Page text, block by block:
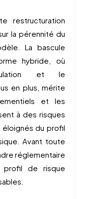
restructuration
la pérennité du
La bascule
hybride, où
et le
en plus, mérite
et les
à des risques
du profil
Avant toute
réglementaire
profil de risque